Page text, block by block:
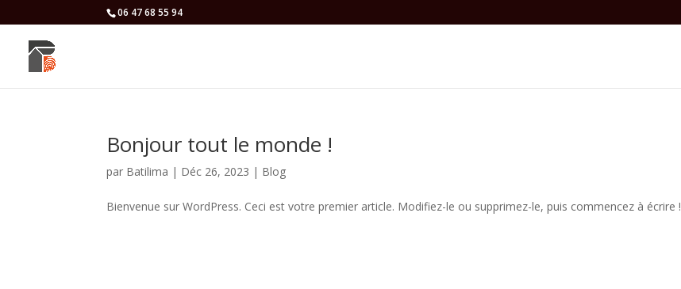
06 47 68 55 94
Bonjour tout le monde !
par Batilima | Déc 26, 2023 | Blog
Bienvenue sur WordPress. Ceci est votre premier article. Modifiez-le ou supprimez-le, puis commencez à écrire !